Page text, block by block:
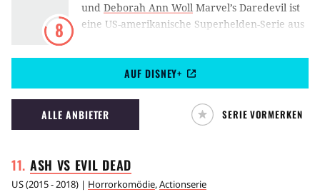
8
und Deborah Ann Woll Marvel’s Daredevil ist
eine US-amerikanische Superhelden-Serie aus
Rolle des Anwaltes Matt Murdock, der sich im
Verlauf der Handlung in den titelgebenden
Superhelden verwandelt. Später tauchen
legendäre Comic-Figuren wie Wilson Fisk,
Elektra und der Punisher auf.
AUF DISNEY+
ALLE ANBIETER SERIE VORMERKEN
ASH VS EVIL DEAD
US(2015 - 2018) | Horrorkomödie,Actionserie